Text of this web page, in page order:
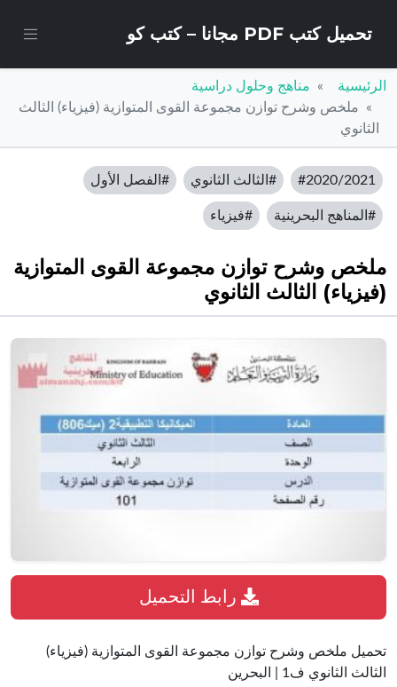
تحميل كتب PDF مجانا – كتب كو
الرئيسية
مناهج وحلول دراسية
ملخص وشرح توازن مجموعة القوى المتوازية (فيزياء) الثالث
الثانوي
#2020/2021 #الثالث الثانوي #الفصل الأول
#المناهج البحرينية #فيزياء
ملخص وشرح توازن مجموعة القوى المتوازية
(فيزياء) الثالث الثانوي
تحميل ملخص وشرح توازن مجموعة القوى المتوازية (فيزياء)
الثالث الثانوي ف1 | البحرين